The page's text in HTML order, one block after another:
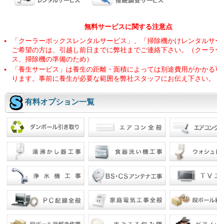
無料サービスに関する注意点
「クーラーボックスレンタルサービス」、「掃除機かけレンタル
ご希望の方は、引越し前日までに弊社までご連絡下さい。（クーラ
ス、掃除機の準備のため）
「養生サービス」は養生の距離・面積によっては別途費用がかか
ります。事前に養生が必要な範囲を弊社スタッフにお伝え下さい。
有料オプション一覧